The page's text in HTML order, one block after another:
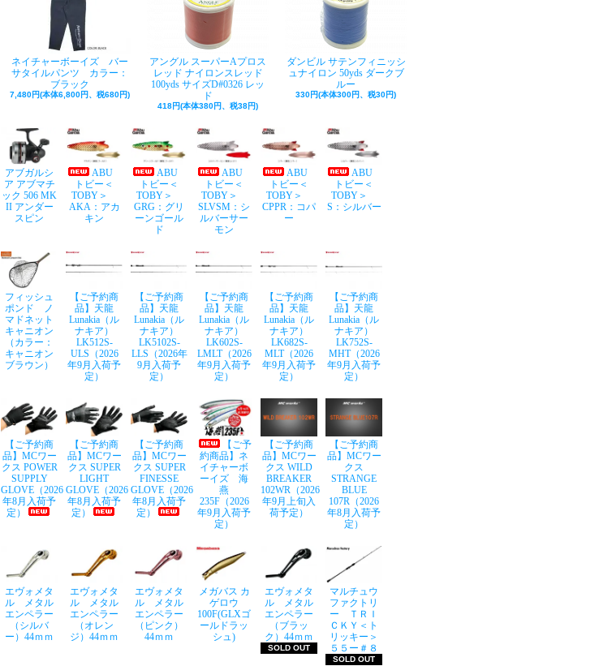
ネイチャーボーイズ バー
サタイルパンツ カラー：
ブラック
7,480円(本体6,800円、税680円)
アングル スーパーAプロス
レッド ナイロンスレッド
100yds サイズD#0326 レッ
ド
418円(本体380円、税38円)
ダンビル サテンフィニッシ
ュナイロン 50yds ダークブ
ルー
330円(本体300円、税30円)
アブガルシ
ア アブマチ
ック 506 MK
II アンダー
スピン
ABU
トビー＜
TOBY＞
AKA：アカ
キン
ABU
トビー＜
TOBY＞
GRG：グリ
ーンゴール
ド
ABU
トビー＜
TOBY＞
SLVSM：シ
ルバーサー
モン
ABU
トビー＜
TOBY＞
CPPR：コパ
ー
ABU
トビー＜
TOBY＞
S：シルバー
フィッシュ
ポンド ノ
マドネット
キャニオン
（カラー：
キャニオン
ブラウン）
【ご予約商
品】天龍
Lunakia（ル
ナキア）
LK512S-
ULS（2026
年9月入荷予
定）
【ご予約商
品】天龍
Lunakia（ル
ナキア）
LK5102S-
LLS（2026年
9月入荷予
定）
【ご予約商
品】天龍
Lunakia（ル
ナキア）
LK602S-
LMLT（2026
年9月入荷予
定）
【ご予約商
品】天龍
Lunakia（ル
ナキア）
LK682S-
MLT（2026
年9月入荷予
定）
【ご予約商
品】天龍
Lunakia（ル
ナキア）
LK752S-
MHT（2026
年9月入荷予
定）
【ご予約商
品】MCワー
クス POWER
SUPPLY
GLOVE（2026
年8月入荷予
定）
【ご予約商
品】MCワー
クス SUPER
LIGHT
GLOVE（2026
年8月入荷予
定）
【ご予約商
品】MCワー
クス SUPER
FINESSE
GLOVE（2026
年8月入荷予
定）
【ご予
約商品】ネ
イチャーボ
ーイズ 海
燕
235F（2026
年9月入荷予
定）
【ご予約商
品】MCワー
クス WILD
BREAKER
102WR（2026
年9月上旬入
荷予定）
【ご予約商
品】MCワー
クス
STRANGE
BLUE
107R（2026
年8月入荷予
定）
エヴォメタ
ル メタル
エンペラー
（シルバ
ー）44ｍｍ
エヴォメタ
ル メタル
エンペラー
（オレン
ジ）44ｍｍ
エヴォメタ
ル メタル
エンペラー
（ピンク）
44ｍｍ
メガバス カ
ゲロウ
100F(GLXゴ
ールドラッ
シュ)
エヴォメタ
ル メタル
エンペラー
（ブラッ
ク）44ｍｍ
SOLD OUT
マルチュウ
ファクトリ
ー ＴＲＩ
ＣＫＹ＜ト
リッキー＞
５５ー＃８
SOLD OUT